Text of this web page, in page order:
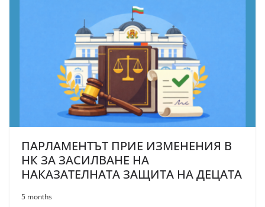
ПАРЛАМЕНТЪТ ПРИЕ ИЗМЕНЕНИЯ В
НК ЗА ЗАСИЛВАНЕ НА
НАКАЗАТЕЛНАТА ЗАЩИТА НА ДЕЦАТА
5 months